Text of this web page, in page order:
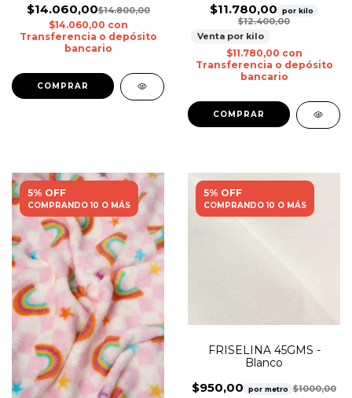
$14.060,00$14.800,00
$14.060,00 con
Transferencia o depósito
bancario
$11.780,00 por kilo
$12.400,00
Venta por kilo
$11.780,00 con
Transferencia o depósito
bancario
5% OFF
COMPRANDO 10 O MÁS
5% OFF
COMPRANDO 10 O MÁS
FRISELINA 45GMS -
Blanco
$950,00 por metro
$1000,00